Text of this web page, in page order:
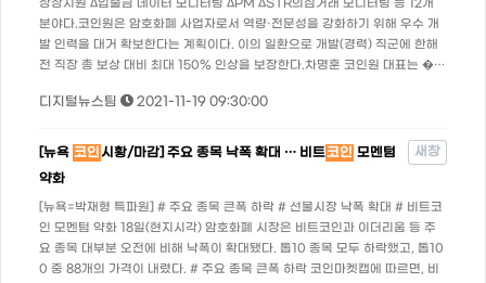
상장지원 Δ입출금 데이터 모니터링 ΔPM ΔSTR의심거래 모니터링 등 12개
분야다.코인원은 암호화폐 사업자로서 역량·전문성을 강화하기 위해 우수 개
발 인력을 대거 확보한다는 계획이다. 이의 일환으로 개발(경력) 직군에 한해
전 직장 총 보상 대비 최대 150% 인상을 보장한다.차명훈 코인원 대표는 �…
디지털뉴스팀 2021-11-19 09:30:00
[뉴욕 코인시황/마감] 주요 종목 낙폭 확대 … 비트코인 모멘텀
약화
새창
[뉴욕=박재형 특파원] # 주요 종목 큰폭 하락 # 선물시장 낙폭 확대 # 비트코
인 모멘텀 약화 18일(현지시각) 암호화폐 시장은 비트코인과 이더리움 등 주
요 종목 대부분 오전에 비해 낙폭이 확대됐다. 톱10 종목 모두 하락했고, 톱10
0 중 88개의 가격이 내렸다. # 주요 종목 큰폭 하락 코인마켓캡에 따르면, 비